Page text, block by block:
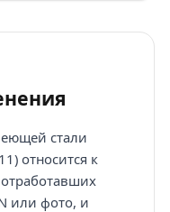
стали
относится к
или фото, и